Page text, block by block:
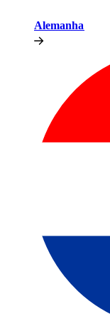
Alemanha​​